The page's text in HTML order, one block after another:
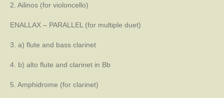
2. Ailinos (for violoncello)
ENALLAX – PARALLEL (for multiple duet)
3. a) flute and bass clarinet
4. b) alto flute and clarinet in Bb
5. Amphidrome (for clarinet)